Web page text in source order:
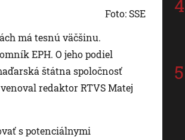
Foto: SSE
má tesnú väčšinu.
EPH. O jeho podiel
štátna spoločnosť
redaktor RTVS Matej
s potenciálnymi